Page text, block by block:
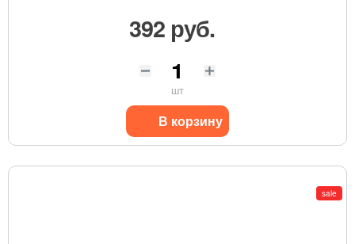
392 руб.
шт
В корзину
sale